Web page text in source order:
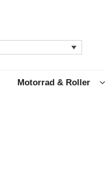
Motorrad & Roller